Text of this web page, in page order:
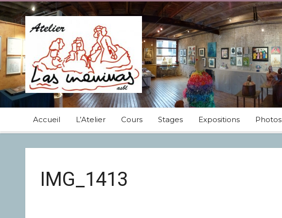
Accueil L’Atelier Cours Stages Expositions Photos
IMG_1413